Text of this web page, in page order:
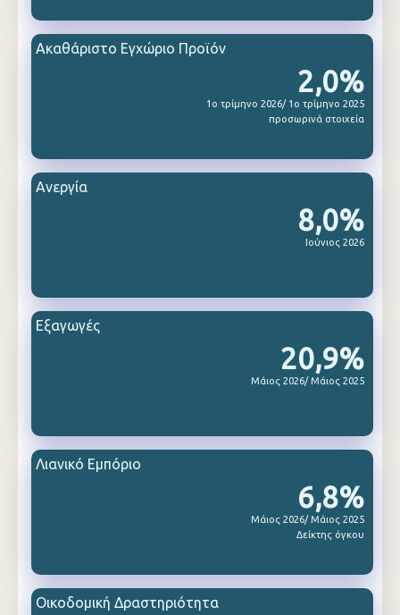
2,0%
1ο τρίμηνο 2026/ 1ο τρίμηνο 2025
προσωρινά στοιχεία
Ακαθάριστο Εγχώριο Προϊόν
8,0%
Ιούνιος 2026
Ανεργία
20,9%
Μάιος 2026/ Μάιος 2025
Εξαγωγές
6,8%
Μάιος 2026/ Μάιος 2025
Δείκτης όγκου
Λιανικό Εμπόριο
Οικοδομική Δραστηριότητα